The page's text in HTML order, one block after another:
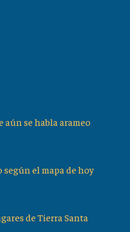
se habla arameo
según el mapa de hoy
de Tierra Santa